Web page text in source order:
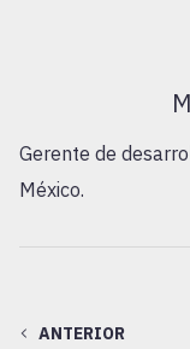
Gerente de
México.
ANTERIOR